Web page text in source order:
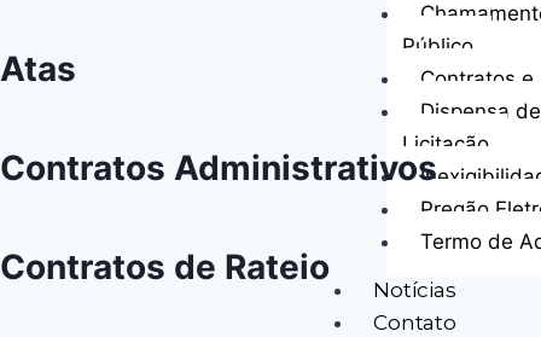
Público
Contratos e
Dispensa de
Licitação
Pregão
Termo de
Notícias
Contato
Atas
Contratos Administrativos
Contratos de Rateio